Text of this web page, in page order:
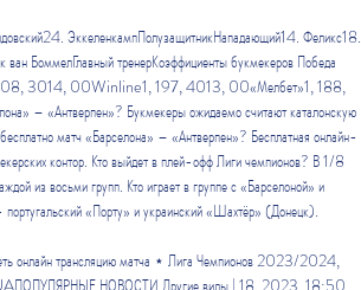
ЭккеленкампПолузащитникНападающий14. Феликс18.
БоммелГлавный тренерКоэффициенты букмекеров Победа
208, 3014, 00Winline1, 197, 4013, 00«Мелбет»1, 188,
– «Антверпен»? Букмекеры ожидаемо считают каталонскую
матч «Барселона» – «Антверпен»? Бесплатная онлайн-
контор. Кто выйдет в плей-офф Лиги чемпионов? В 1/8
из восьми групп. Кто играет в группе с «Барселоной» и
«Порту» и украинский «Шахтёр» (Донецк).
трансляцию матча ⋆ Лига Чемпионов 2023/2024,
UAПОПУЛЯРНЫЕ НОВОСТИ Другие виды | 18. 2023, 18:50